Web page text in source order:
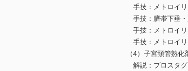
手技：メトロイリン
手技：臍帯下垂・
手技：メトロイリ
手技：メトロイリ
（4）子宮頸管熟化剤
解説：プロスタグラ